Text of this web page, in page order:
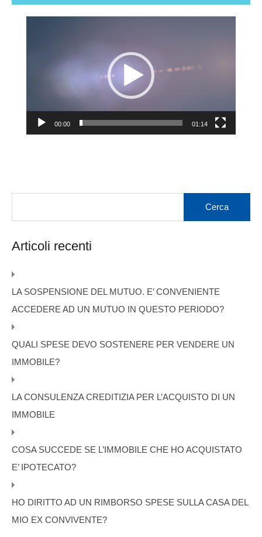
00:00 01:14
Articoli recenti
LA SOSPENSIONE DEL MUTUO. E’ CONVENIENTE
ACCEDERE AD UN MUTUO IN QUESTO PERIODO?
QUALI SPESE DEVO SOSTENERE PER VENDERE UN
IMMOBILE?
LA CONSULENZA CREDITIZIA PER L’ACQUISTO DI UN
IMMOBILE
COSA SUCCEDE SE L’IMMOBILE CHE HO ACQUISTATO
E’ IPOTECATO?
HO DIRITTO AD UN RIMBORSO SPESE SULLA CASA DEL
MIO EX CONVIVENTE?